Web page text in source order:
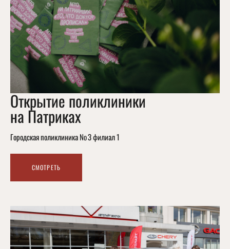
Открытие поликлиники
на Патриках
Городская поликлиника № 3 филиал 1
СМОТРЕТЬ